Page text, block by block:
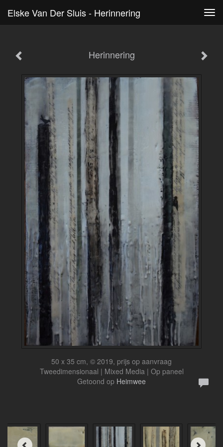
Elske Van Der Sluis - Herinnering
Herinnering
50 x 35 cm, © 2019, prijs op aanvraag
Tweedimensionaal | Mixed Media | Op paneel
Getoond op Heimwee